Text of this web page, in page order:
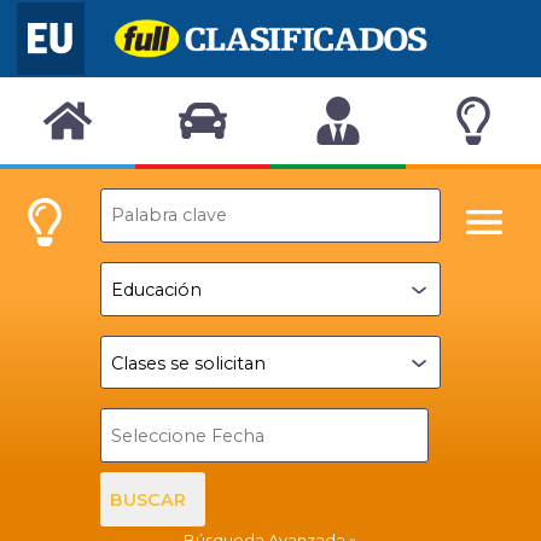
BUSCAR